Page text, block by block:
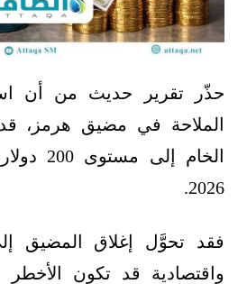
حذّر تقرير حديث من أن
الملاحة في مضيق هرمز،
الخام
2026.
فقد تحوَّل إغلاق المضيق
واقتصادية قد تكون الأخطر